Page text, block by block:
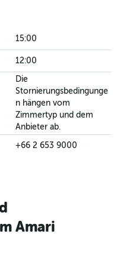
15:00
12:00
Die
Stornierungsbedingunge
n hängen vom
Zimmertyp und dem
Anbieter ab.
+66 2 653 9000
Amari